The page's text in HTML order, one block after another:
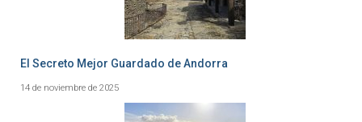
El Secreto Mejor Guardado de Andorra
14 de noviembre de 2025